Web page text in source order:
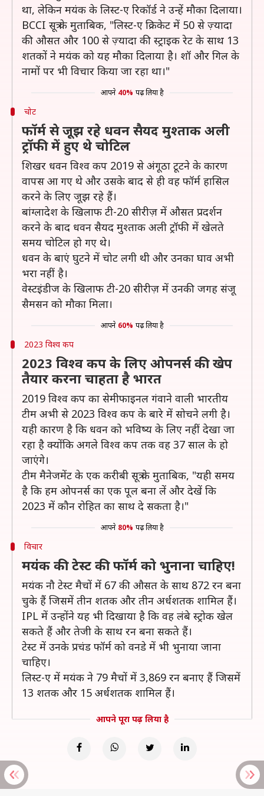
था, लेकिन मयंक के लिस्ट-ए रिकॉर्ड ने उन्हें मौका दिलाया।
BCCI सूत्र के मुताबिक, "लिस्ट-ए क्रिकेट में 50 से ज़्यादा
की औसत और 100 से ज़्यादा की स्ट्राइक रेट के साथ 13
शतकों ने मयंक को यह मौका दिलाया है। शॉ और गिल के
नामों पर भी विचार किया जा रहा था।"
आपने 40% पढ़ लिया है
चोट
फॉर्म से जूझ रहे धवन सैयद मुश्ताक अली
ट्रॉफी में हुए थे चोटिल
शिखर धवन विश्व कप 2019 से अंगूठा टूटने के कारण
वापस आ गए थे और उसके बाद से ही वह फॉर्म हासिल
करने के लिए जूझ रहे हैं।
बांग्लादेश के खिलाफ टी-20 सीरीज़ में औसत प्रदर्शन
करने के बाद धवन सैयद मुश्ताक अली ट्रॉफी में खेलते
समय चोटिल हो गए थे।
धवन के बाएं घुटने में चोट लगी थी और उनका घाव अभी
भरा नहीं है।
वेस्टइंडीज के खिलाफ टी-20 सीरीज़ में उनकी जगह संजू
सैमसन को मौका मिला।
आपने 60% पढ़ लिया है
2023 विश्व कप
2023 विश्व कप के लिए ओपनर्स की खेप
तैयार करना चाहता है भारत
2019 विश्व कप का सेमीफाइनल गंवाने वाली भारतीय
टीम अभी से 2023 विश्व कप के बारे में सोचने लगी है।
यही कारण है कि धवन को भविष्य के लिए नहीं देखा जा
रहा है क्योंकि अगले विश्व कप तक वह 37 साल के हो
जाएंगे।
टीम मैनेजमेंट के एक करीबी सूत्र के मुताबिक, "यही समय
है कि हम ओपनर्स का एक पूल बना लें और देखें कि
2023 में कौन रोहित का साथ दे सकता है।"
आपने 80% पढ़ लिया है
विचार
मयंक की टेस्ट की फॉर्म को भुनाना चाहिए!
मयंक नौ टेस्ट मैचों में 67 की औसत के साथ 872 रन बना
चुके हैं जिसमें तीन शतक और तीन अर्धशतक शामिल हैं।
IPL में उन्होंने यह भी दिखाया है कि वह लंबे स्ट्रोक खेल
सकते हैं और तेजी के साथ रन बना सकते हैं।
टेस्ट में उनके प्रचंड फॉर्म को वनडे में भी भुनाया जाना
चाहिए।
लिस्ट-ए में मयंक ने 79 मैचों में 3,869 रन बनाए हैं जिसमें
13 शतक और 15 अर्धशतक शामिल हैं।
आपने पूरा पढ़ लिया है